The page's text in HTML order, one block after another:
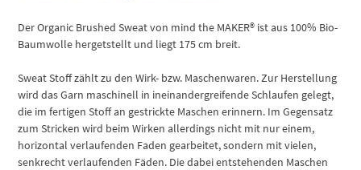
Der Organic Brushed Sweat von mind the MAKER® ist aus 100% Bio-
Baumwolle hergetstellt und liegt 175 cm breit.
Sweat Stoff zählt zu den Wirk- bzw. Maschenwaren. Zur Herstellung
wird das Garn maschinell in ineinandergreifende Schlaufen gelegt,
die im fertigen Stoff an gestrickte Maschen erinnern. Im Gegensatz
zum Stricken wird beim Wirken allerdings nicht mit nur einem,
horizontal verlaufenden Faden gearbeitet, sondern mit vielen,
senkrecht verlaufenden Fäden. Die dabei entstehenden Maschen